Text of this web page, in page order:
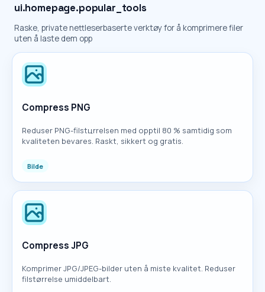
ui.homepage.popular_tools
Raske, private nettleserbaserte verktøy for å komprimere filer
uten å laste dem opp
Compress PNG
Reduser PNG-filstцrrelsen med opptil 80 % samtidig som
kvaliteten bevares. Raskt, sikkert og gratis.
Bilde
Compress JPG
Komprimer JPG/JPEG-bilder uten å miste kvalitet. Reduser
filstørrelse umiddelbart.